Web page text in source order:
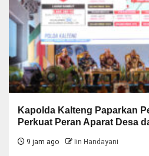
Kapolda Kalteng Paparkan
Perkuat Peran Aparat Desa
9 jam ago Iin Handayani